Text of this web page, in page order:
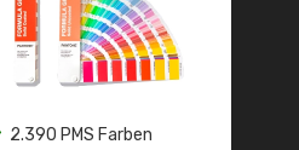
2.390 PMS Farben